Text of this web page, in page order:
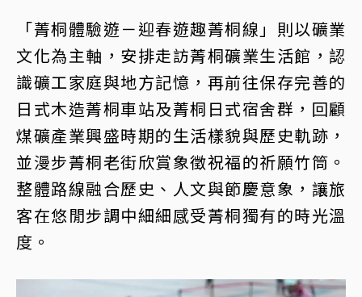
「菁桐體驗遊－迎春遊趣菁桐線」則以礦業
文化為主軸，安排走訪菁桐礦業生活館，認
識礦工家庭與地方記憶，再前往保存完善的
日式木造菁桐車站及菁桐日式宿舍群，回顧
煤礦產業興盛時期的生活樣貌與歷史軌跡，
並漫步菁桐老街欣賞象徵祝福的祈願竹筒。
整體路線融合歷史、人文與節慶意象，讓旅
客在悠閒步調中細細感受菁桐獨有的時光溫
度。